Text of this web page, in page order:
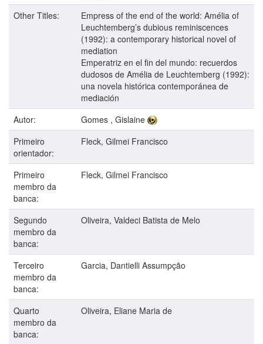
Other Titles:
Empress of the end of the world: Amélia of
Leuchtemberg’s dubious reminiscences
(1992): a contemporary historical novel of
mediation
Emperatriz en el fin del mundo: recuerdos
dudosos de Amélia de Leuchtemberg (1992):
una novela histórica contemporánea de
mediación
Autor:
Gomes , Gislaine
Primeiro
orientador:
Fleck, Gilmei Francisco
Primeiro
membro da
banca:
Fleck, Gilmei Francisco
Segundo
membro da
banca:
Oliveira, Valdeci Batista de Melo
Terceiro
membro da
banca:
Garcia, Dantielli Assumpção
Quarto
membro da
banca:
Oliveira, Eliane Maria de